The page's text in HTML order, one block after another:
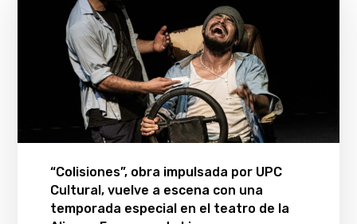
“Colisiones”, obra impulsada por UPC
Cultural, vuelve a escena con una
temporada especial en el teatro de la